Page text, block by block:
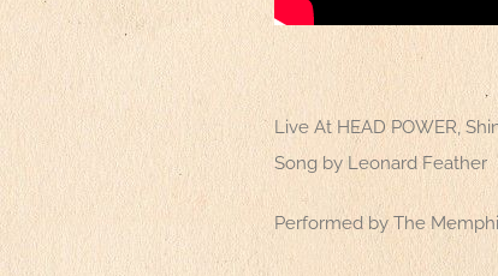
Live At HEAD POWER,
Song by Leonard Feather
Performed by The